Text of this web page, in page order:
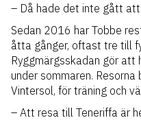
– Då hade det inte gått
Sedan 2016 har Tobbe
åtta gånger, oftast tre till
Ryggmärgsskadan gör
under sommaren.
Vintersol, för träning och
– Att resa till Teneriffa är